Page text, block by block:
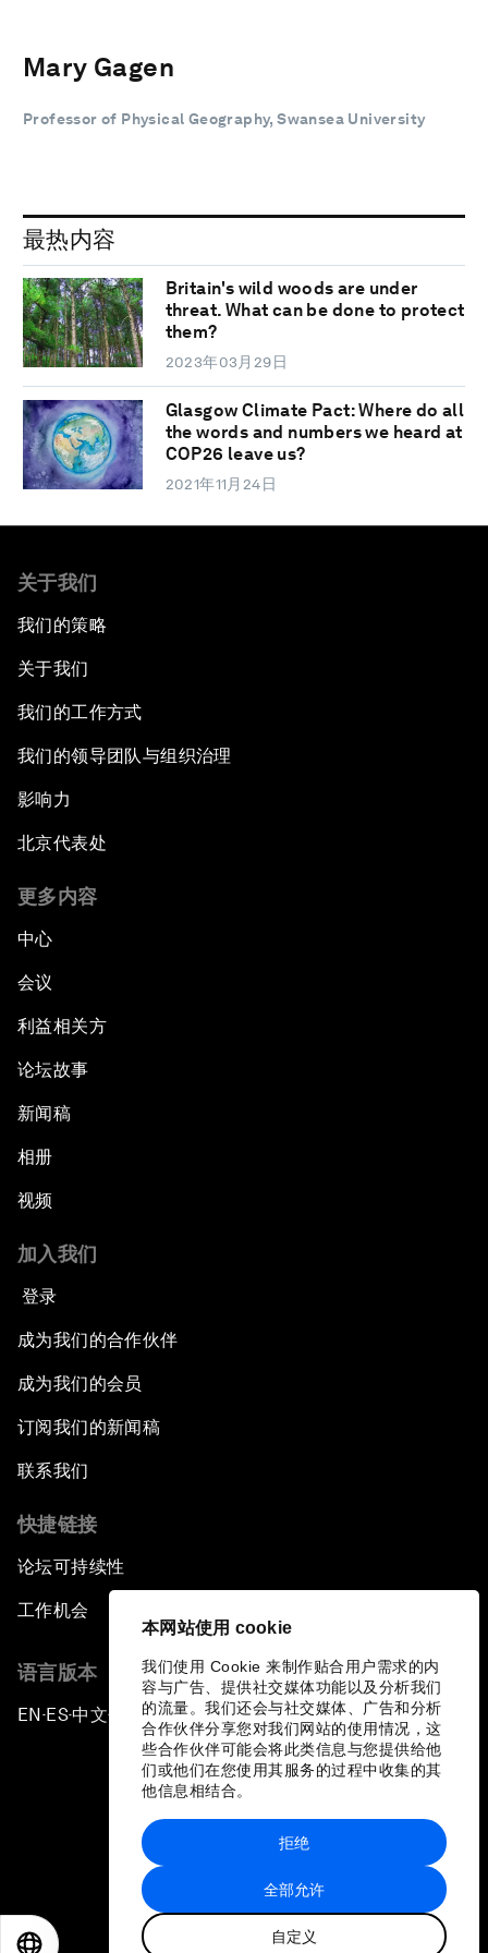
本网站使用 cookie
我们使用 Cookie 来制作贴合用户需求的内
容与广告、提供社交媒体功能以及分析我们
的流量。我们还会与社交媒体、广告和分析
合作伙伴分享您对我们网站的使用情况，这
些合作伙伴可能会将此类信息与您提供给他
们或他们在您使用其服务的过程中收集的其
他信息相结合。
全部允许
自定义
拒绝
Mary Gagen
Professor of Physical Geography, Swansea University
最热内容
Britain's wild woods are under
threat. What can be done to protect
them?
2023年03月29日
Glasgow Climate Pact: Where do all
the words and numbers we heard at
COP26 leave us?
2021年11月24日
关于我们
我们的策略
关于我们
我们的工作方式
我们的领导团队与组织治理
影响力
北京代表处
更多内容
中心
会议
利益相关方
论坛故事
新闻稿
相册
视频
加入我们
登录
成为我们的合作伙伴
成为我们的会员
订阅我们的新闻稿
联系我们
快捷链接
论坛可持续性
工作机会
语言版本
EN ▪ ES▪中文▪ 日本語
站点地图
世界经济论坛